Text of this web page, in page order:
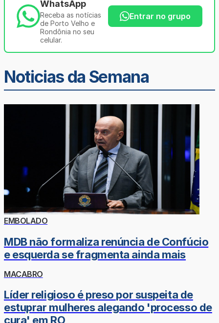
WhatsApp
Receba as notícias
de Porto Velho e
Rondônia no seu
celular.
Entrar no grupo
Noticias da Semana
EMBOLADO
MDB não formaliza renúncia de Confúcio
e esquerda se fragmenta ainda mais
MACABRO
Líder religioso é preso por suspeita de
estuprar mulheres alegando 'processo de
cura' em RO